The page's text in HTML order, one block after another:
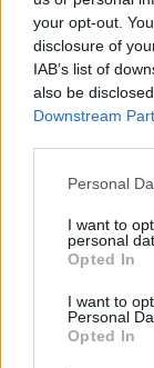
your opt-out.
disclosure of
IAB’s list of
also be
Downstream
Personal
I want to
personal
Opted In
I want to
Personal
Opted In
TAIP